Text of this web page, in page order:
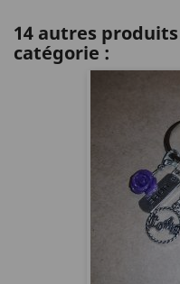
14 autres
catégorie :